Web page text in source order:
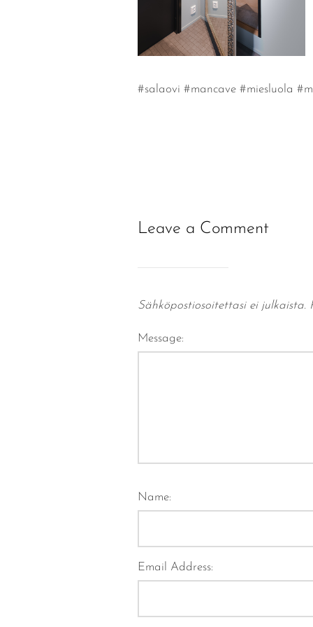
#salaovi #mancave #miesluola
Leave a Comment
Sähköpostiosoitettasi ei julkaista.
Message:
Name:
Email Address: